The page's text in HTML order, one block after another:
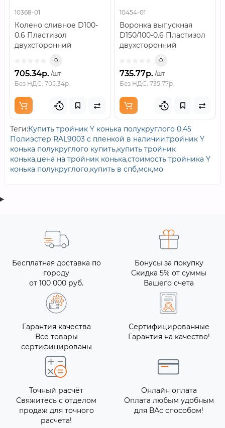
10368-01
Колено сливное D100-
0.6 Пластизол
двухсторонний
0
705.34р. /шт
Без НДС: 705.34р.
10454-01
Воронка выпускная
D150/100-0.6 Пластизол
двухсторонний
0
735.77р. /шт
Без НДС: 735.77р.
Теги:Купить тройник Y конька полукруглого 0,45
Полиэстер RAL9003 с пленкой в наличии,тройник Y
конька полукруглого купить,купить тройник
конька,цена на тройник конька,стоимость тройника Y
конька полукруглого,купить в спб,мск,мо
Бесплатная доставка по
городу
от 100 000 руб.
Бонусы за покупку
Скидка 5% от суммы
Вашего счета
Гарантия качества
Все товары
сертифицированы
Сертифицированные
Гарантия на качество!
Точный расчёт
Свяжитесь с отделом
продаж для точного
расчета!
Онлайн оплата
Оплата любым удобным
для ВАс способом!